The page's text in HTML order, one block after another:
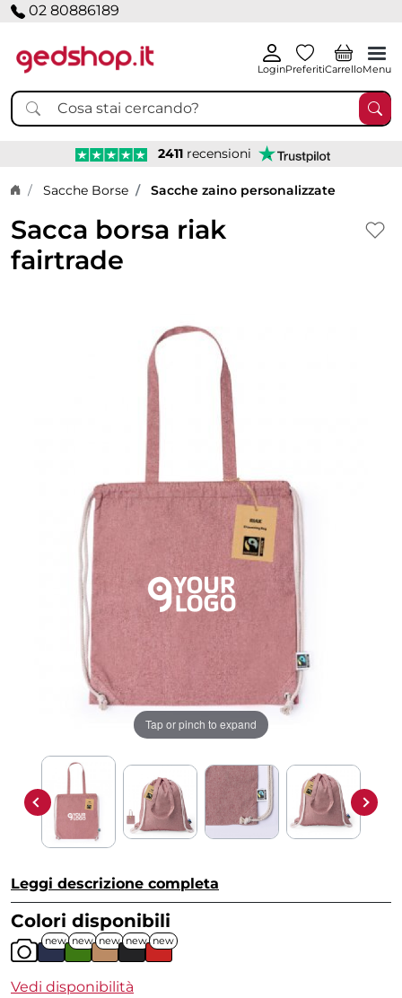
02 80886189
LoginPreferitiCarrelloMenu
2411 recensioni
Home page
Sacche Borse Sacche zaino personalizzate
Sacca borsa riak
fairtrade
Tap or pinch to expand
Leggi descrizione completa
Colori disponibili
new new new new new
Vedi disponibilità